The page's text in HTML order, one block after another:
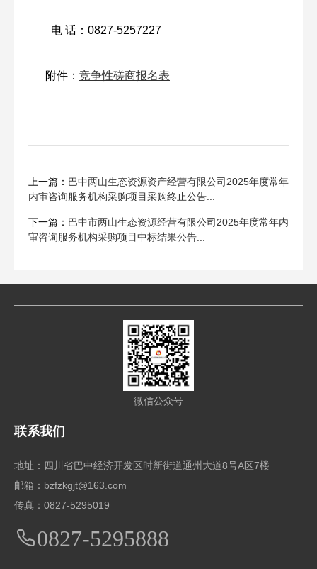
电 话：0827-5257227
附件： 竞争性磋商报名表
上一篇： 巴中两山生态资源资产经营有限公司2025年度常年
内审咨询服务机构采购项目采购终止公告...
下一篇： 巴中市两山生态资源经营有限公司2025年度常年内
审咨询服务机构采购项目中标结果公告...
微信公众号
联系我们
地址：四川省巴中经济开发区时新街道通州大道8号A区7楼
邮箱：bzfzkgjt@163.com
传真：0827-5295019
0827-5295888